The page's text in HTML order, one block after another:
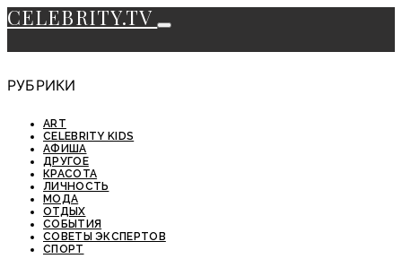
CELEBRITY.TV
РУБРИКИ
ART
CELEBRITY KIDS
АФИША
ДРУГОЕ
КРАСОТА
ЛИЧНОСТЬ
МОДА
ОТДЫХ
СОБЫТИЯ
СОВЕТЫ ЭКСПЕРТОВ
СПОРТ